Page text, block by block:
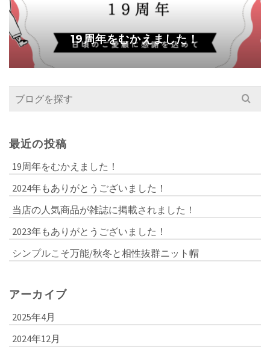
19周年をむかえました！
Search
最近の投稿
19周年をむかえました！
2024年もありがとうございました！
当店の人気商品が雑誌に掲載されました！
2023年もありがとうございました！
シンプルこそ万能/秋冬と相性抜群ニット帽
アーカイブ
2025年4月
2024年12月